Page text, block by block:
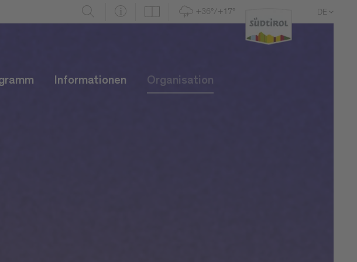
+36°/+17° DE
Informationen Organisation